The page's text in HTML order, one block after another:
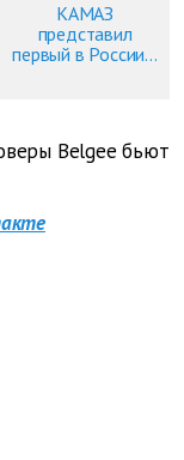
КАМАЗ
представил
первый в России...
Belgee бьют